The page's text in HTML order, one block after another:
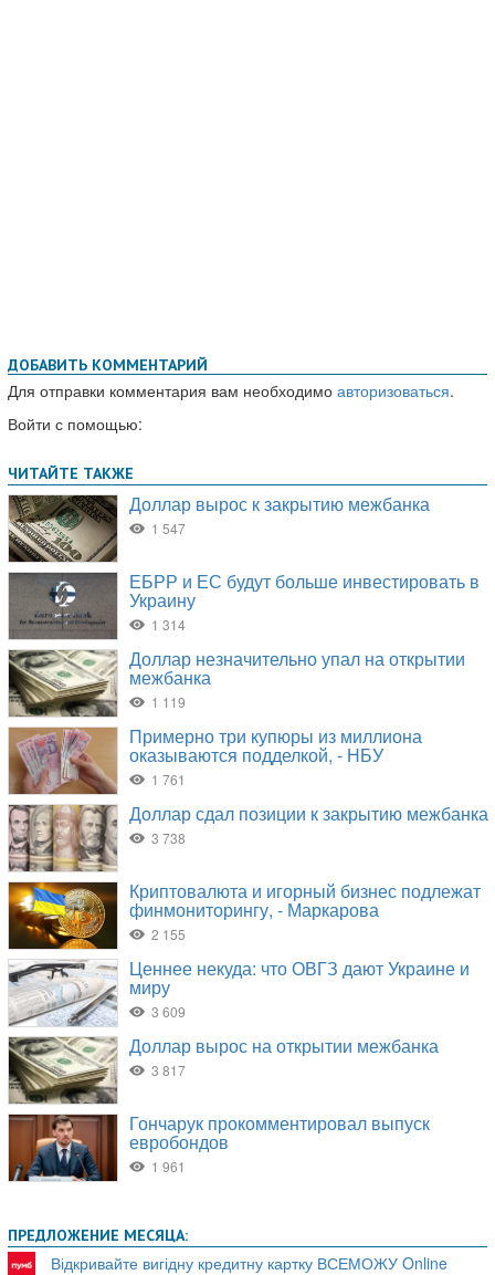
ДОБАВИТЬ КОММЕНТАРИЙ
Для отправки комментария вам необходимо авторизоваться.
Войти с помощью:
ПРЕДЛОЖЕНИЕ МЕСЯЦА:
Відкривайте вигідну кредитну картку ВСЕМОЖУ Online